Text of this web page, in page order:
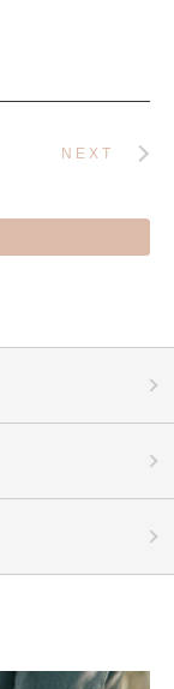
NEXT